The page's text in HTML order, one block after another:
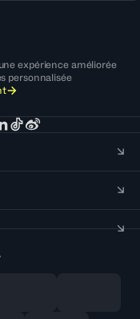
expérience améliorée
personnalisée